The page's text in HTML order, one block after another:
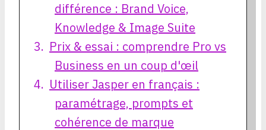
différence : Brand Voice,
Knowledge & Image Suite
Prix & essai : comprendre Pro vs
Business en un coup d'œil
Utiliser Jasper en français :
paramétrage, prompts et
cohérence de marque